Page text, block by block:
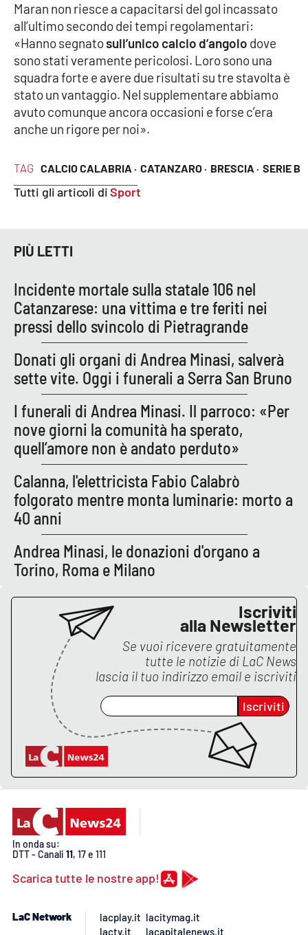
LaC OnAir
EDIZIONI
LOCALI
Catanzaro
Crotone
Vibo Valentia
Reggio Calabria
PROGETTI
SPECIALI
Buona Sanità Calabria
LA
CALABRIAVISIONE
Destinazioni
Eventi
Food
Storie
LAC
NETWORK
Lacplay.it
Lactv.it
Laconair.it
Lacitymag.it
Lacapitalenews.it
Ilreggino.it
Cosenzachannel.it
Ilvibonese.it
Catanzarochannel.it
TAG CALCIO CALABRIA · CATANZARO · BRESCIA · SERIE B
Tutti gli articoli diSport
Maran non riesce a capacitarsi del gol incassato
all’ultimo secondo dei tempi regolamentari:
«Hanno segnatosull’unico calcio d’angolo dove
sono stati veramente pericolosi. Loro sono una
squadra forte e avere due risultati su tre stavolta è
stato un vantaggio. Nel supplementare abbiamo
avuto comunque ancora occasioni e forse c’era
anche un rigore per noi».
PIÙ LETTI
Incidente mortale sulla statale 106 nel
Catanzarese: una vittima e tre feriti nei
pressi dello svincolo di Pietragrande
Donati gli organi di Andrea Minasi, salverà
sette vite. Oggi i funerali a Serra San Bruno
I funerali di Andrea Minasi. Il parroco: «Per
nove giorni la comunità ha sperato,
quell’amore non è andato perduto»
Calanna, l'elettricista Fabio Calabrò
folgorato mentre monta luminarie: morto a
40 anni
Andrea Minasi, le donazioni d'organo a
Torino, Roma e Milano
Iscriviti
alla Newsletter
Se vuoi ricevere gratuitamente
tutte le notizie di LaC News
lascia il tuo indirizzo email e iscriviti
Iscriviti
In onda su:
DTT - Canali 11, 17 e 111
Scarica tutte le nostre app!
LaC Network
lacplay.it
lactv.it
lacitymag.it
lacapitalenews.it